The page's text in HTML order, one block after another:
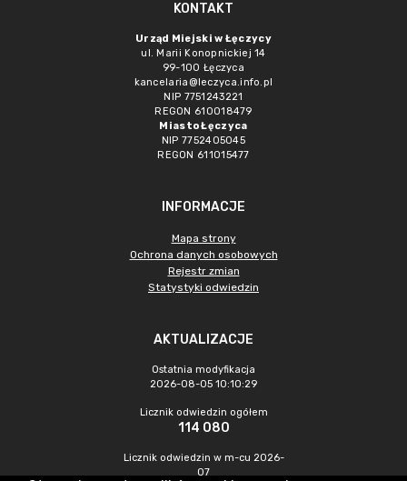
KONTAKT
Urząd Miejski w Łęczycy
ul. Marii Konopnickiej 14
99-100 Łęczyca
kancelaria@leczyca.info.pl
NIP 7751243221
REGON 610018479
Miasto Łęczyca
NIP 7752405045
REGON 611015477
INFORMACJE
Mapa strony
Ochrona danych osobowych
Rejestr zmian
Statystyki odwiedzin
AKTUALIZACJE
Ostatnia modyfikacja
2026-08-05 10:10:29
Licznik odwiedzin ogółem
114 080
Licznik odwiedzin w m-cu 2026-
07